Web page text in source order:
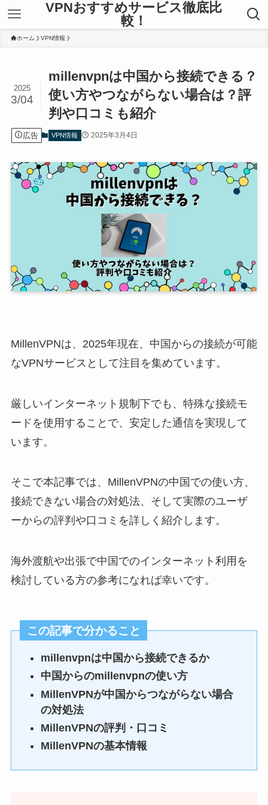
VPNおすすめサービス徹底比
較！
ホーム VPN情報
millenvpnは中国から接続できる？
使い方やつながらない場合は？評
判や口コミも紹介
2025
3/04
広告 VPN情報 2025年3月4日
MillenVPNは、2025年現在、中国からの接続が可能
なVPNサービスとして注目を集めています。
厳しいインターネット規制下でも、特殊な接続モ
ードを使用することで、安定した通信を実現して
います。
そこで本記事では、MillenVPNの中国での使い方、
接続できない場合の対処法、そして実際のユーザ
ーからの評判や口コミを詳しく紹介します。
海外渡航や出張で中国でのインターネット利用を
検討している方の参考になれば幸いです。
この記事で分かること
millenvpnは中国から接続できるか
中国からのmillenvpnの使い方
MillenVPNが中国からつながらない場合
の対処法
MillenVPNの評判・口コミ
MillenVPNの基本情報